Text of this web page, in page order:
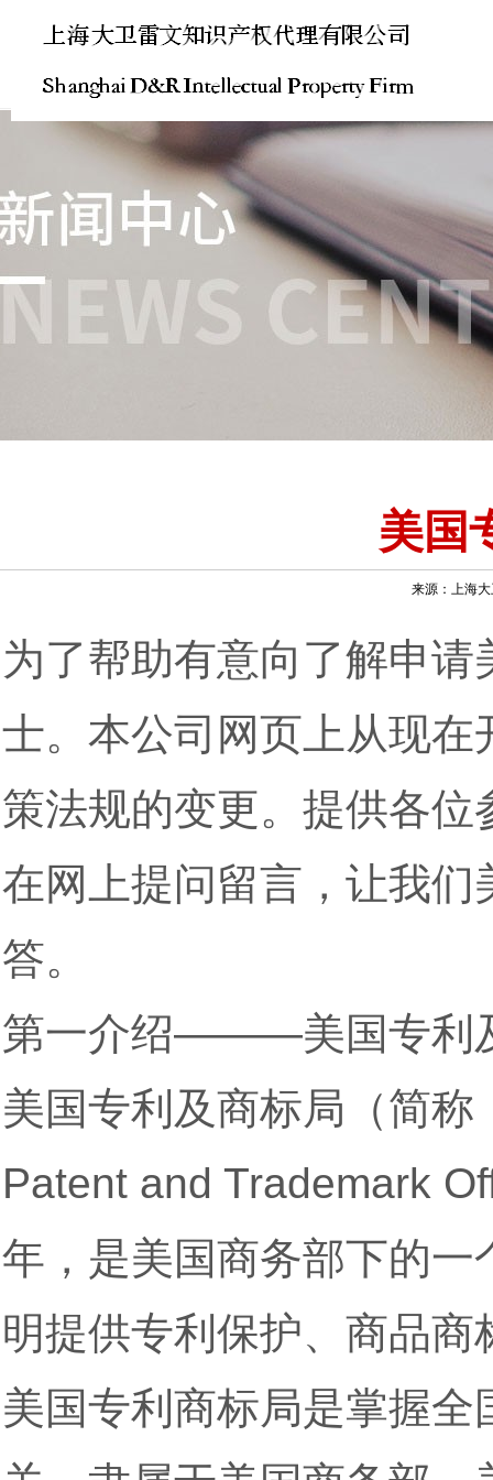
美国
来源：上海
为了帮助有意向了解申
士。本公司网页上从现
策法规的变更。提供各
在网上提问留言，让我
答。
第一介绍———美国专利
美国专利及商标局（简
Patent and Trademark
年，是美国商务部下的
明提供专利保护、商品
美国专利商标局是掌握